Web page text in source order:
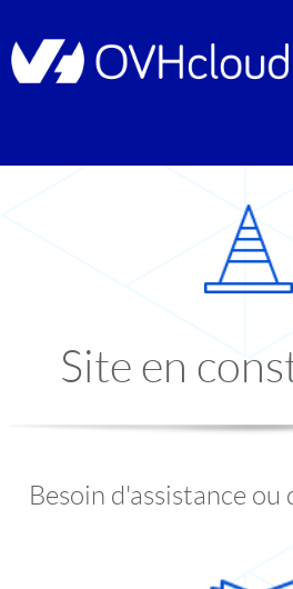
Site en
Besoin d'assistance